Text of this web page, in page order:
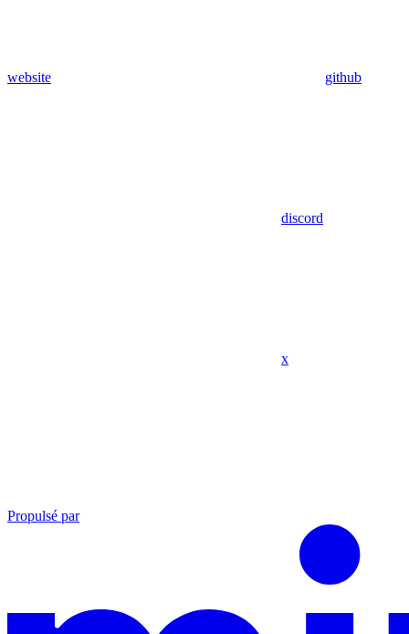
website github
discord
x
Propulsé par